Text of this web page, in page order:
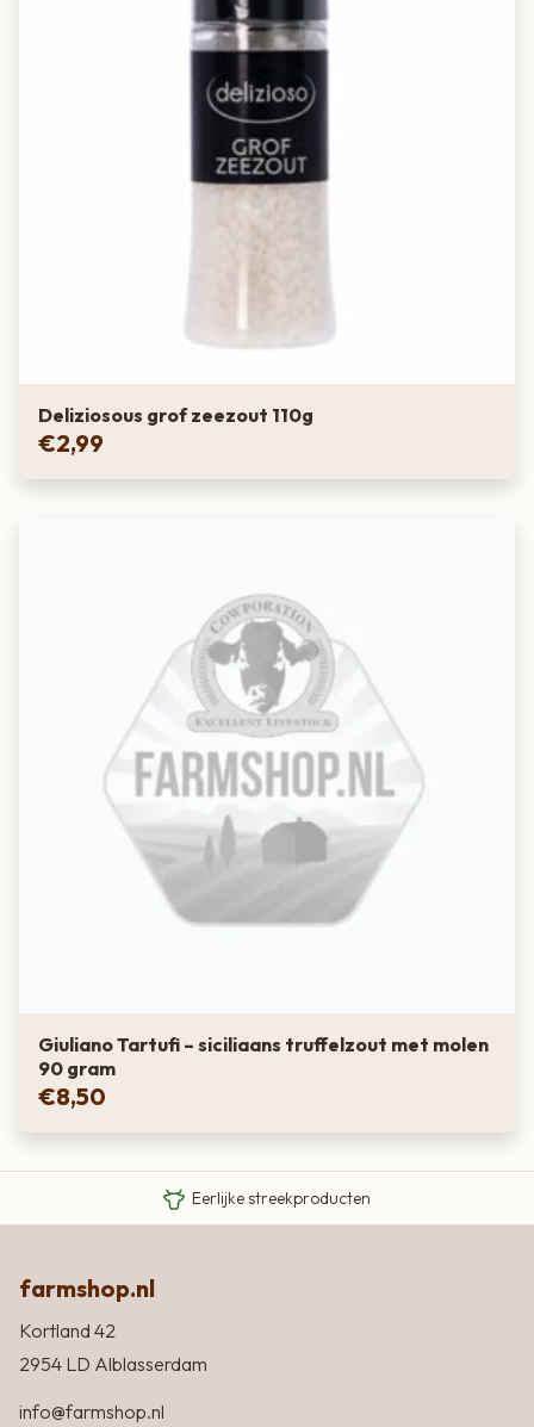
Deliziosous grof zeezout 110g
€2,99
Giuliano Tartufi – siciliaans truffelzout met molen
90 gram
€8,50
Eigen Limousin runderen
Eerlijke streekproducten
farmshop.nl
Kortland 42
2954 LD Alblasserdam
info@farmshop.nl